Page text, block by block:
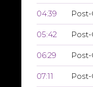
04:39
05:42
06:29
07:11